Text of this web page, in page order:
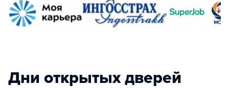
Дни открытых дверей